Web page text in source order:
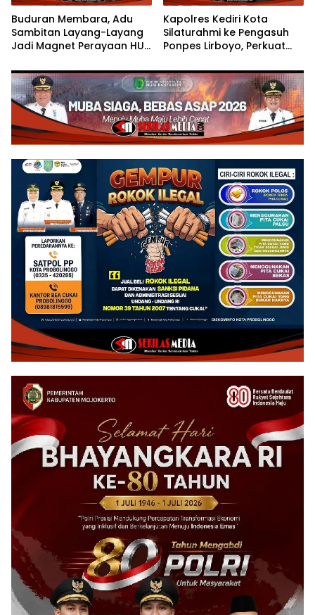
Buduran Membara, Adu
Sambitan Layang-Layang
Jadi Magnet Perayaan HUT
Kapolres Kediri Kota
Silaturahmi ke Pengasuh
Ponpes Lirboyo, Perkuat